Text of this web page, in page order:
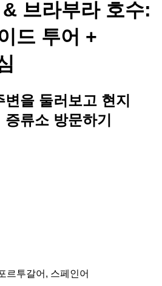
브라부라 호수:
드 투어 +
을 둘러보고 현지
류소 방문하기
르투갈어, 스페인어